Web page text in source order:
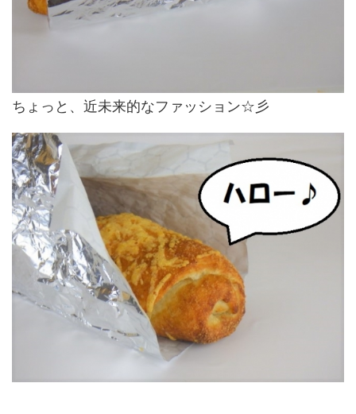
ちょっと、近未来的なファッション☆彡